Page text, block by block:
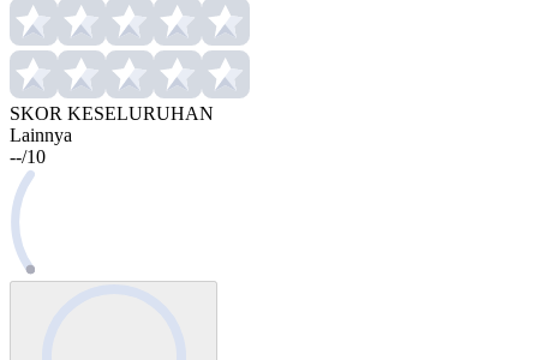
SKOR KESELURUHAN
Lainnya
--/10